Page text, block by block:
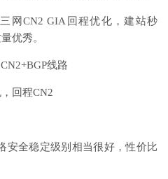
网CN2 GIA回程优化，建站秒
优秀。
线路
回程CN2
安全稳定级别相当很好，性价比